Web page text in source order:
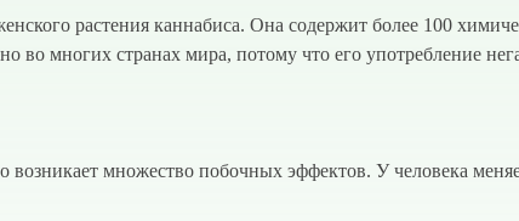
растения каннабиса. Она содержит более 100
многих странах мира, потому что его употребление
множество побочных эффектов. У человека